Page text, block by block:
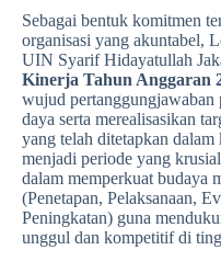
Sebagai bentuk komitmen
organisasi yang akuntabel,
UIN Syarif Hidayatullah
Kinerja Tahun Anggaran
wujud pertanggungjawaban
daya serta merealisasikan
yang telah ditetapkan
menjadi periode yang
dalam memperkuat budaya
(Penetapan, Pelaksanaan,
Peningkatan) guna
unggul dan kompetitif di